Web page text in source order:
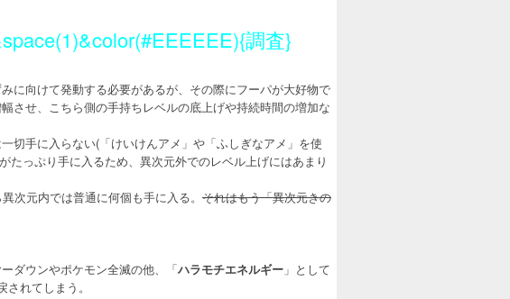
調査}
に向けて発動する必要があるが、その際にフーパが大好物で
させ、こちら側の手持ちレベルの底上げや持続時間の増加な
切手に入らない(「けいけんアメ」や「ふしぎなアメ」を使
たっぷり手に入るため、異次元外でのレベル上げにはあまり
次元内では普通に何個も手に入る。 それはもう「異次元きの
ダウンやポケモン全滅の他、「ハラモチエネルギー 」として
れてしまう。